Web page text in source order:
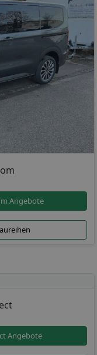
Angebote
Angebote